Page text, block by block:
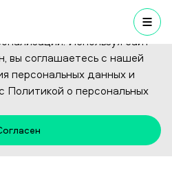
рынок
проект - ЖК
улучшения работы сайта,
Используя сайт
вы соглашаетесь с нашей
персональных данных и
Политикой о персональных